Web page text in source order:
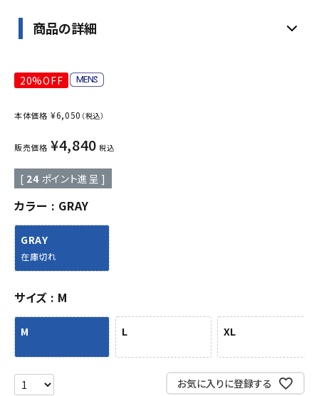
商品の詳細
20%OFF
本体価格 ¥6,050 （税込）
販売価格 ¥4,840 税込
[ 24 ポイント進呈 ]
カラー GRAY
GRAY
在庫切れ
サイズ M
M L XL
お気に入りに登録する